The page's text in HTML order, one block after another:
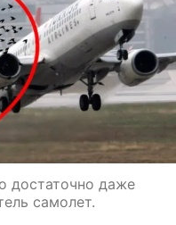
достаточно даже
самолет.